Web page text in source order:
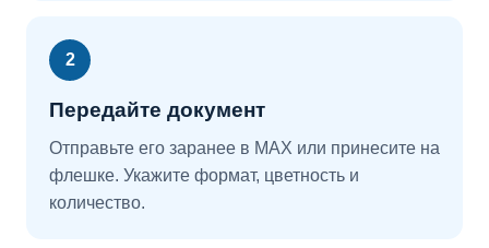
2
Передайте документ
Отправьте его заранее в MAX или принесите на
флешке. Укажите формат, цветность и
количество.